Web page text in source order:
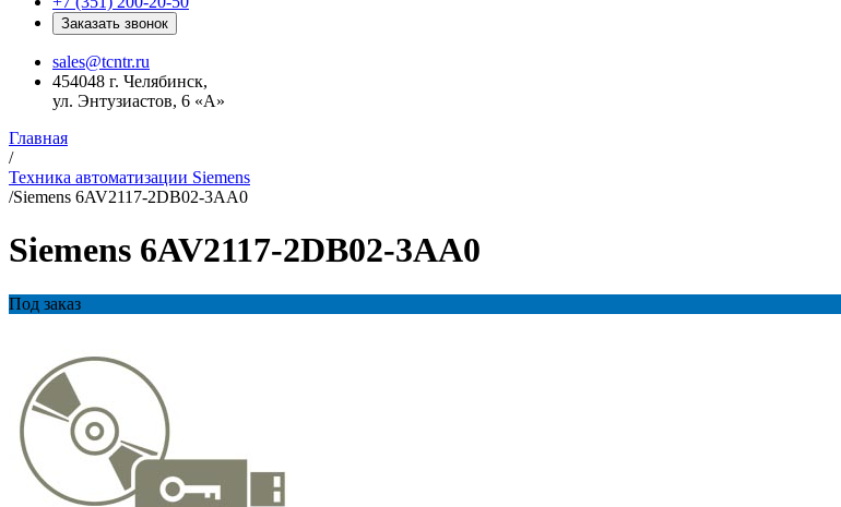
Заказать звонок
sales@tcntr.ru
454048 г. Челябинск,
ул. Энтузиастов, 6 «А»
Главная
/
Техника автоматизации Siemens
/Siemens 6AV2117-2DB02-3AA0
Siemens 6AV2117-2DB02-3AA0
Под заказ